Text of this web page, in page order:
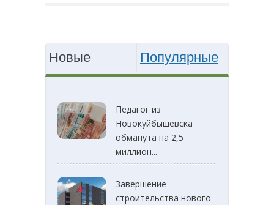
Новые Популярные
Педагог из
Новокуйбышевска
обманута на 2,5
миллион...
Завершение
строительства нового